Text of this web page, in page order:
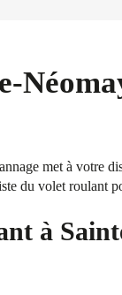
met à votre
du volet roulant
à